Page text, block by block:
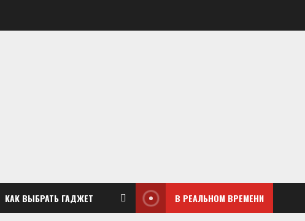
КАК ВЫБРАТЬ ГАДЖЕТ В РЕАЛЬНОМ ВРЕМЕНИ